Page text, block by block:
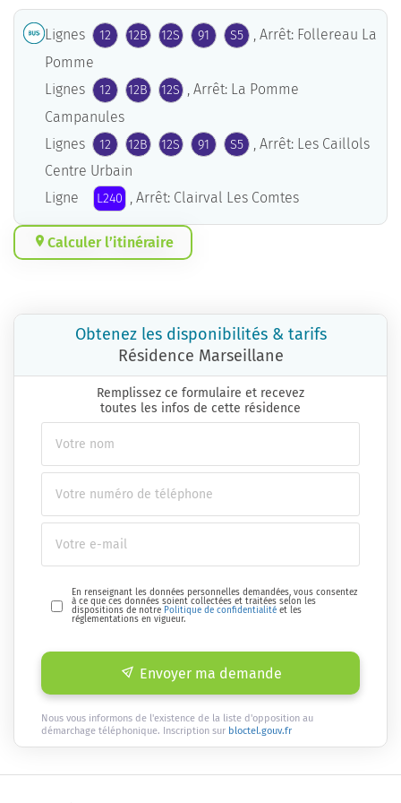
Lignes 12 12B 12S 91 S5
, Arrêt: Follereau La
Pomme
Lignes
12 12B 12S
, Arrêt: La Pomme
Campanules
Lignes
12 12B 12S 91 S5
, Arrêt: Les Caillols
Centre Urbain
Ligne
L240 , Arrêt: Clairval Les Comtes
Calculer l’itinéraire
Obtenez les disponibilités & tarifs
Résidence Marseillane
Remplissez ce formulaire et recevez
toutes les infos de cette résidence
En renseignant les données personnelles demandées, vous consentez
à ce que ces données soient collectées et traitées selon les
dispositions de notre Politique de confidentialité et les
réglementations en vigueur.
Envoyer ma demande
Nous vous informons de l'existence de la liste d'opposition au
démarchage téléphonique. Inscription sur bloctel.gouv.fr